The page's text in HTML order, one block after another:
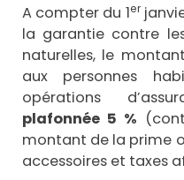
A compter du 1er
la garantie contre
naturelles, le
aux personnes
opérations
plafonnée 5 %
montant de la prime
accessoires et taxes